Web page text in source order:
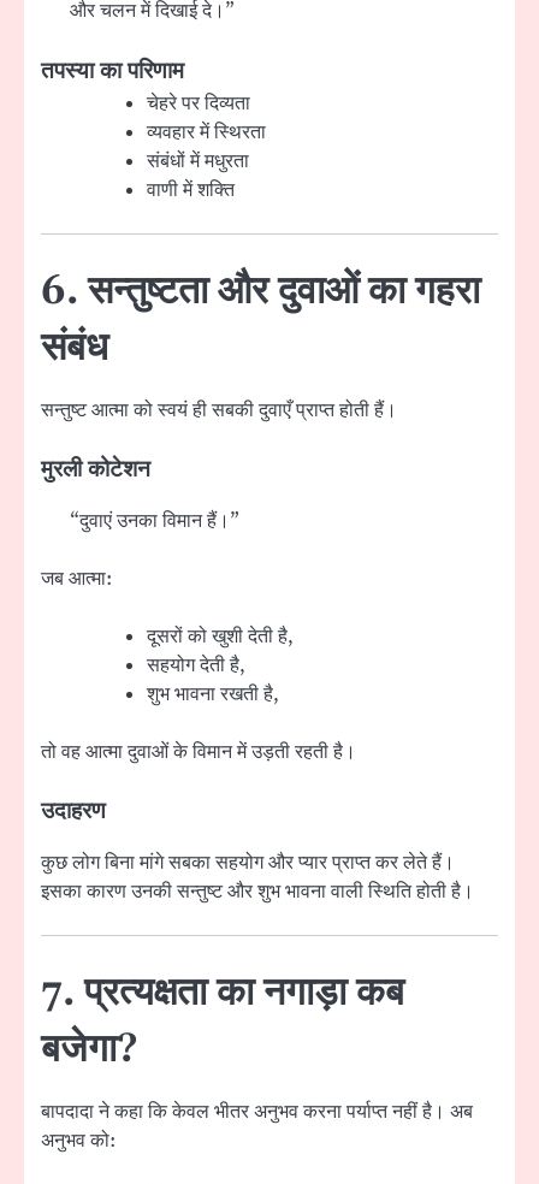
और चलन में दिखाई दे।”
तपस्या का परिणाम
चेहरे पर दिव्यता
व्यवहार में स्थिरता
संबंधों में मधुरता
वाणी में शक्ति
6. सन्तुष्टता और दुवाओं का गहरा
संबंध
सन्तुष्ट आत्मा को स्वयं ही सबकी दुवाएँ प्राप्त होती हैं।
मुरली कोटेशन
“दुवाएं उनका विमान हैं।”
जब आत्मा:
दूसरों को खुशी देती है,
सहयोग देती है,
शुभ भावना रखती है,
तो वह आत्मा दुवाओं के विमान में उड़ती रहती है।
उदाहरण
कुछ लोग बिना मांगे सबका सहयोग और प्यार प्राप्त कर लेते हैं।
इसका कारण उनकी सन्तुष्ट और शुभ भावना वाली स्थिति होती है।
7. प्रत्यक्षता का नगाड़ा कब
बजेगा?
बापदादा ने कहा कि केवल भीतर अनुभव करना पर्याप्त नहीं है। अब
अनुभव को: